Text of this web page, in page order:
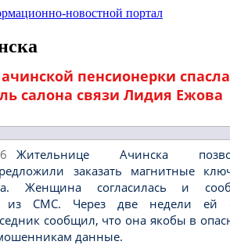
новостной портал
пенсионерки спасла
салона связи Лидия Ежова
Жительнице Ачинска
заказать магнитные
Женщина согласилась и
из СМС. Через две недели ей
сообщил, что она якобы в
данные.